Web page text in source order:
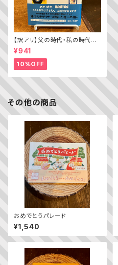
【訳アリ】父の時代・私の時代
─わがエディトリアル・デザイン
史
¥941
10%OFF
その他の商品
おめでとうパレード
¥1,540